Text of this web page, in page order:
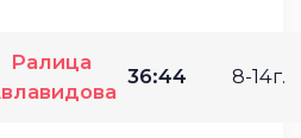
Ралица
36:44 8-14г.